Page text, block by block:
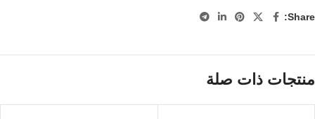
Share:
منتجات ذات صلة